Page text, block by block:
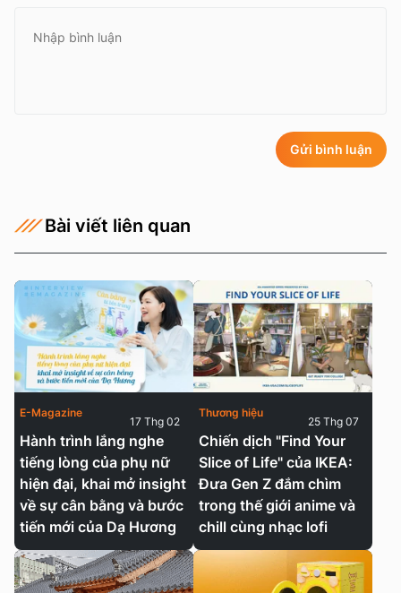
Gửi bình luận
Bài viết liên quan
Hành trình lắng nghe
tiếng lòng của phụ nữ
hiện đại, khai mở insight
về sự cân bằng và bước
tiến mới của Dạ Hương
E-Magazine
17 Thg 02
Chiến dịch "Find Your
Slice of Life" của IKEA:
Đưa Gen Z đắm chìm
trong thế giới anime và
chill cùng nhạc lofi
Thương hiệu
25 Thg 07